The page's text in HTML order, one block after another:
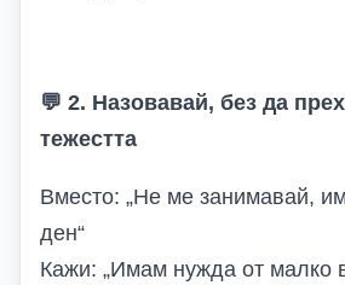
💬 2. Назовавай, без да
тежестта
Вместо: „Не ме занимавай,
ден“
Кажи: „Имам нужда от малко